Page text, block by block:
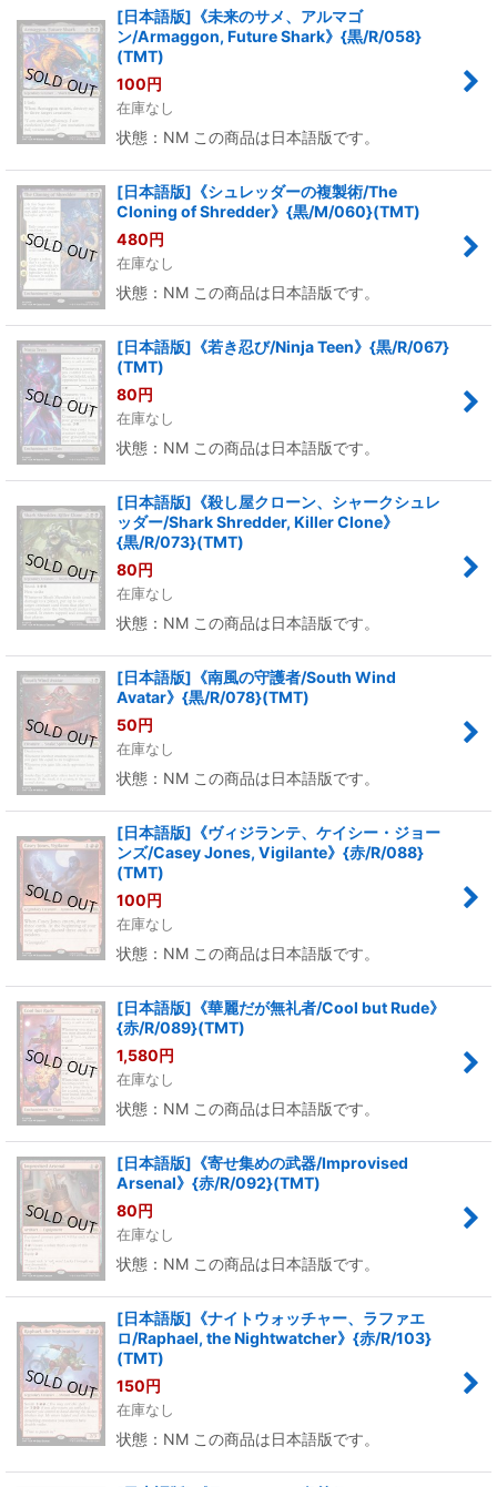
[日本語版]《未来のサメ、アルマゴ
ン/Armaggon, Future Shark》{黒/R/058}
(TMT)
100円
在庫なし
状態：NM この商品は日本語版です。
[日本語版]《シュレッダーの複製術/The
Cloning of Shredder》{黒/M/060}(TMT)
480円
在庫なし
状態：NM この商品は日本語版です。
[日本語版]《若き忍び/Ninja Teen》{黒/R/067}
(TMT)
80円
在庫なし
状態：NM この商品は日本語版です。
[日本語版]《殺し屋クローン、シャークシュレ
ッダー/Shark Shredder, Killer Clone》
{黒/R/073}(TMT)
80円
在庫なし
状態：NM この商品は日本語版です。
[日本語版]《南風の守護者/South Wind
Avatar》{黒/R/078}(TMT)
50円
在庫なし
状態：NM この商品は日本語版です。
[日本語版]《ヴィジランテ、ケイシー・ジョー
ンズ/Casey Jones, Vigilante》{赤/R/088}
(TMT)
100円
在庫なし
状態：NM この商品は日本語版です。
[日本語版]《華麗だが無礼者/Cool but Rude》
{赤/R/089}(TMT)
1,580円
在庫なし
状態：NM この商品は日本語版です。
[日本語版]《寄せ集めの武器/Improvised
Arsenal》{赤/R/092}(TMT)
80円
在庫なし
状態：NM この商品は日本語版です。
[日本語版]《ナイトウォッチャー、ラファエ
ロ/Raphael, the Nightwatcher》{赤/R/103}
(TMT)
150円
在庫なし
状態：NM この商品は日本語版です。